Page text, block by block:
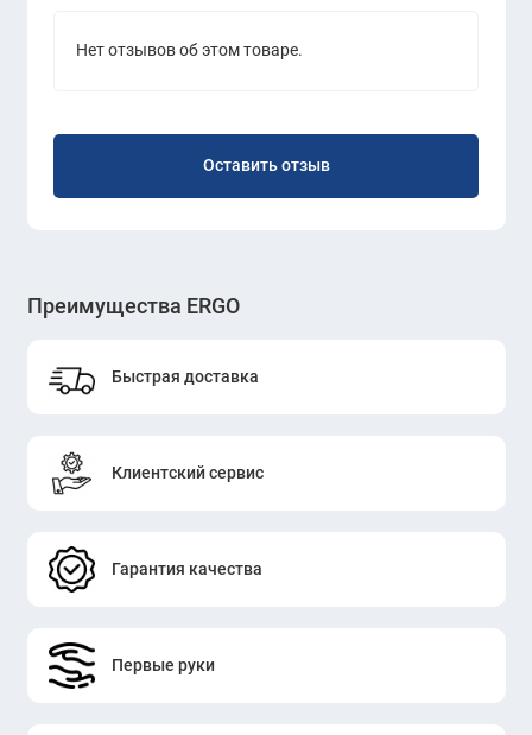
Нет отзывов об этом товаре.
Оставить отзыв
Преимущества ERGO
Быстрая доставка
Клиентский сервис
Гарантия качества
Первые руки